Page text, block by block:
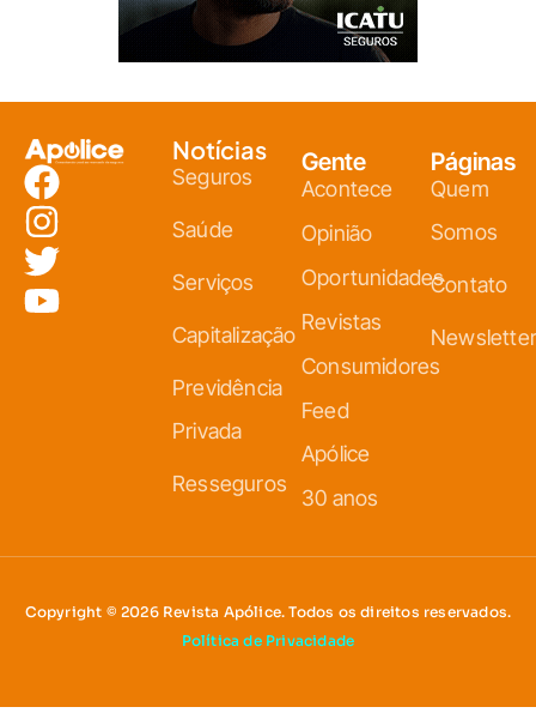
Notícias
Seguros
Saúde
Serviços
Capitalização
Previdência
Privada
Resseguros
Gente
Acontece
Opinião
Oportunidades
Revistas
Consumidores
Feed
Apólice
30 anos
Páginas
Quem
Somos
Contato
Newsletter
Copyright © 2026 Revista Apólice. Todos os direitos reservados.
Política de Privacidade